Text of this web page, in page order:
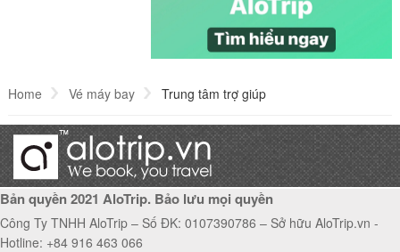
Home Vé máy bay Trung tâm trợ giúp
Bản quyền 2021 AloTrip. Bảo lưu mọi quyền
Công Ty TNHH AloTrip – Số ĐK: 0107390786 – Sở hữu AloTrip.vn -
Hotline: +84 916 463 066